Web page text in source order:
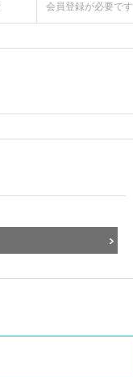
会員登録が必要です